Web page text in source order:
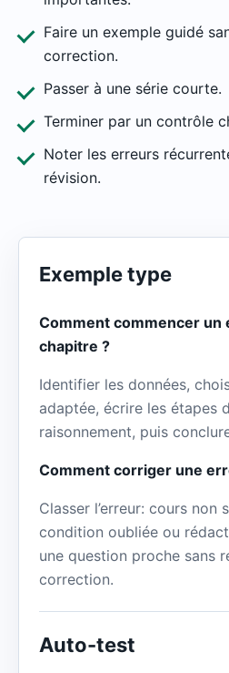
Faire un exemple guidé
correction.
Passer à une série courte.
Terminer par un contrôle
Noter les erreurs
révision.
Exemple type
Comment commencer un
chapitre ?
Identifier les données,
adaptée, écrire les étapes
raisonnement, puis
Comment corriger une
Classer l’erreur: cours non
condition oubliée ou
une question proche sans
correction.
Auto-test